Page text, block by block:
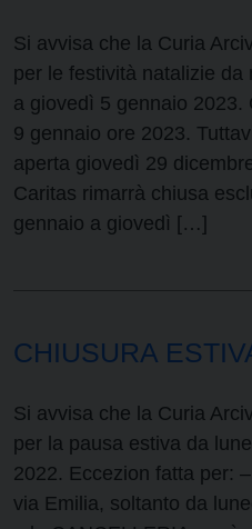
Si avvisa che la Curia
per le festività natalizie
a giovedì 5 gennaio 2023.
9 gennaio ore 2023.
aperta giovedì 29
Caritas rimarrà chiusa
gennaio a giovedì […]
CHIUSURA
Si avvisa che la Curia
per la pausa estiva da
2022. Eccezion fatta per:
via Emilia, soltanto da